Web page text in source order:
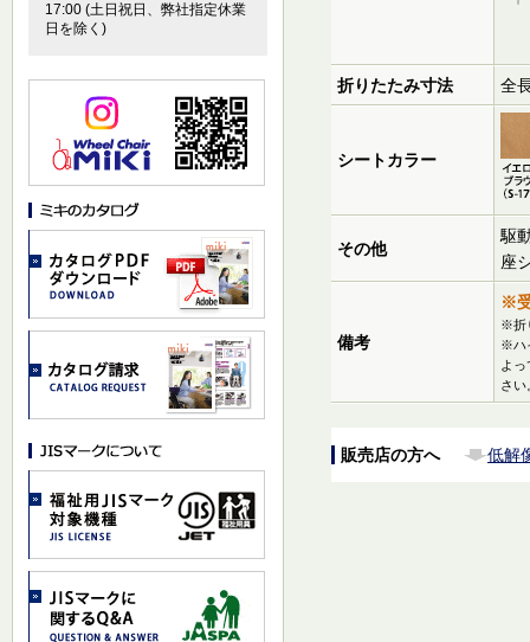
折りたたみ寸法 全
シートカラー
その他
駆
座
備考
※
※折
※ハ
よ
さい
販売店の方へ 低解
17:00 (土日祝日、弊社指定休業
日を除く)